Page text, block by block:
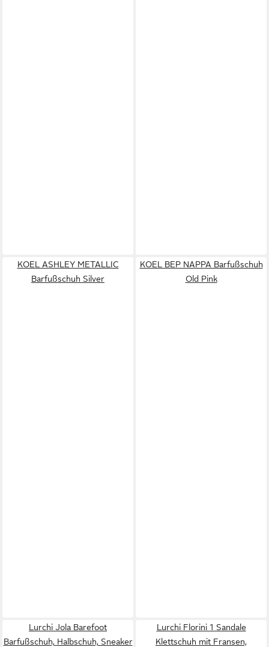
KOEL ASHLEY METALLIC
Barfußschuh Silver
KOEL BEP NAPPA Barfußschuh
Old Pink
Lurchi Jola Barefoot
Barfußschuh, Halbschuh, Sneaker
Lurchi Florini 1 Sandale
Klettschuh mit Fransen,